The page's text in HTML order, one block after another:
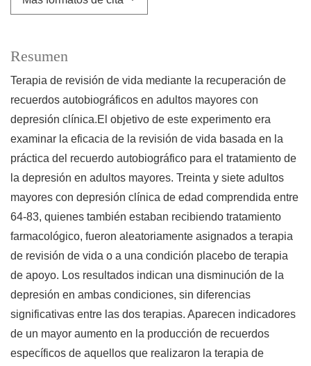
Resumen
Terapia de revisión de vida mediante la recuperación de
recuerdos autobiográficos en adultos mayores con
depresión clínica.El objetivo de este experimento era
examinar la eficacia de la revisión de vida basada en la
práctica del recuerdo autobiográfico para el tratamiento de
la depresión en adultos mayores. Treinta y siete adultos
mayores con depresión clínica de edad comprendida entre
64-83, quienes también estaban recibiendo tratamiento
farmacológico, fueron aleatoriamente asignados a terapia
de revisión de vida o a una condición placebo de terapia
de apoyo. Los resultados indican una disminución de la
depresión en ambas condiciones, sin diferencias
significativas entre las dos terapias. Aparecen indicadores
de un mayor aumento en la producción de recuerdos
específicos de aquellos que realizaron la terapia de